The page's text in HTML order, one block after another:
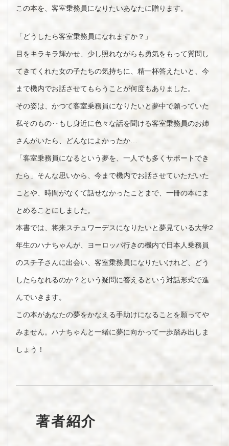
この本を、客室乗務員になりたいあなたに贈ります。
「どうしたら客室乗務員になれますか？」
目をキラキラ輝かせ、少し照れながらも勇気をもって質問し
てきてくれた女の子たちの気持ちに、精一杯答えたいと、今
まで機内でお話させてもらうことが何度もありました。
その姿は、かつて客室乗務員になりたいと夢中で願っていた
私そのもの‥もし身近に色々な話を聞ける客室乗務員のお姉
さんがいたら、どんなによかったか…
「客室乗務員になるという夢を、一人でも多くサポートでき
たら」そんな思いから、今まで機内でお話させていただいた
ことや、時間がなくて話せなかったことまで、一冊の本にま
とめることにしました。
本書では、将来スチュワーデスになりたいと夢見ている大学2
年生のハナちゃんが、ヨーロッパ行きの機内で日本人乗務員
のスチ子さんに出会い、客室乗務員になりたいけれど、どう
したらなれるのか？という疑問に答えるという対話形式で進
んでいきます。
この本があなたの夢をかなえる手助けになることを願ってや
みません。ハナちゃんと一緒に夢に向かって一歩踏み出しま
しょう！
著者紹介